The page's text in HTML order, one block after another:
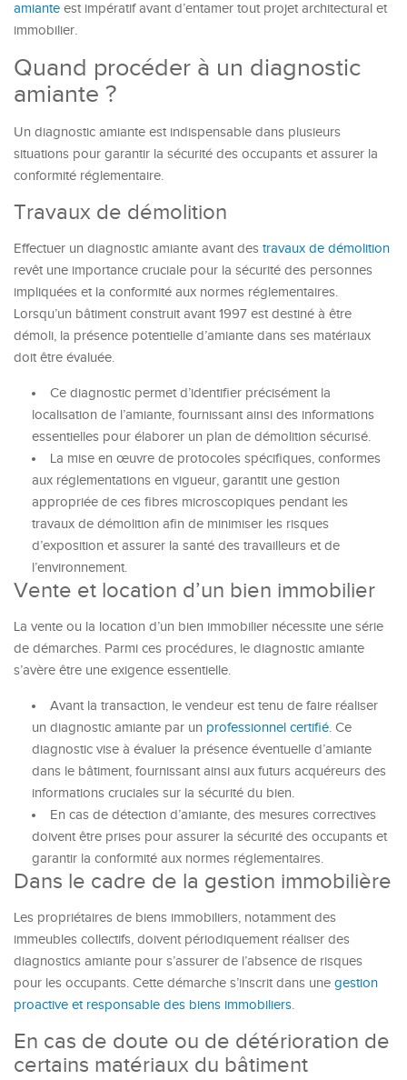
amiante est impératif avant d’entamer tout projet architectural et
immobilier.
Quand procéder à un diagnostic
amiante ?
Un diagnostic amiante est indispensable dans plusieurs
situations pour garantir la sécurité des occupants et assurer la
conformité réglementaire.
Travaux de démolition
Effectuer un diagnostic amiante avant des travaux de démolition
revêt une importance cruciale pour la sécurité des personnes
impliquées et la conformité aux normes réglementaires.
Lorsqu’un bâtiment construit avant 1997 est destiné à être
démoli, la présence potentielle d’amiante dans ses matériaux
doit être évaluée.
Ce diagnostic permet d’identifier précisément la
localisation de l’amiante, fournissant ainsi des informations
essentielles pour élaborer un plan de démolition sécurisé.
La mise en œuvre de protocoles spécifiques, conformes
aux réglementations en vigueur, garantit une gestion
appropriée de ces fibres microscopiques pendant les
travaux de démolition afin de minimiser les risques
d’exposition et assurer la santé des travailleurs et de
l’environnement.
Vente et location d’un bien immobilier
La vente ou la location d’un bien immobilier nécessite une série
de démarches. Parmi ces procédures, le diagnostic amiante
s’avère être une exigence essentielle.
Avant la transaction, le vendeur est tenu de faire réaliser
un diagnostic amiante par un professionnel certifié. Ce
diagnostic vise à évaluer la présence éventuelle d’amiante
dans le bâtiment, fournissant ainsi aux futurs acquéreurs des
informations cruciales sur la sécurité du bien.
En cas de détection d’amiante, des mesures correctives
doivent être prises pour assurer la sécurité des occupants et
garantir la conformité aux normes réglementaires.
Dans le cadre de la gestion immobilière
Les propriétaires de biens immobiliers, notamment des
immeubles collectifs, doivent périodiquement réaliser des
diagnostics amiante pour s’assurer de l’absence de risques
pour les occupants. Cette démarche s’inscrit dans une gestion
proactive et responsable des biens immobiliers.
En cas de doute ou de détérioration de
certains matériaux du bâtiment